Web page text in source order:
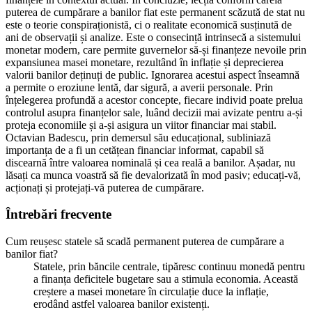
puterea de cumpărare a banilor fiat este permanent scăzută de stat nu
este o teorie conspiraționistă, ci o realitate economică susținută de
ani de observații și analize. Este o consecință intrinsecă a sistemului
monetar modern, care permite guvernelor să-și finanțeze nevoile prin
expansiunea masei monetare, rezultând în inflație și deprecierea
valorii banilor deținuți de public. Ignorarea acestui aspect înseamnă
a permite o eroziune lentă, dar sigură, a averii personale. Prin
înțelegerea profundă a acestor concepte, fiecare individ poate prelua
controlul asupra finanțelor sale, luând decizii mai avizate pentru a-și
proteja economiile și a-și asigura un viitor financiar mai stabil.
Octavian Badescu, prin demersul său educațional, subliniază
importanța de a fi un cetățean financiar informat, capabil să
discearnă între valoarea nominală și cea reală a banilor. Așadar, nu
lăsați ca munca voastră să fie devalorizată în mod pasiv; educați-vă,
acționați și protejați-vă puterea de cumpărare.
Întrebări frecvente
Cum reușesc statele să scadă permanent puterea de cumpărare a
banilor fiat?
Statele, prin băncile centrale, tipăresc continuu monedă pentru
a finanța deficitele bugetare sau a stimula economia. Această
creștere a masei monetare în circulație duce la inflație,
erodând astfel valoarea banilor existenți.